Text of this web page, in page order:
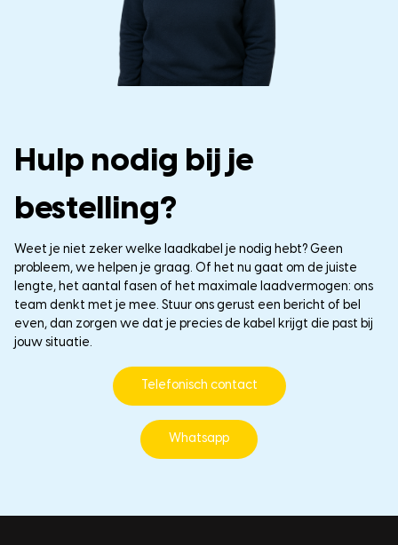
Hulp nodig bij je
bestelling?
Weet je niet zeker welke laadkabel je nodig hebt? Geen
probleem, we helpen je graag. Of het nu gaat om de juiste
lengte, het aantal fasen of het maximale laadvermogen: ons
team denkt met je mee. Stuur ons gerust een bericht of bel
even, dan zorgen we dat je precies de kabel krijgt die past bij
jouw situatie.
Telefonisch contact
Whatsapp